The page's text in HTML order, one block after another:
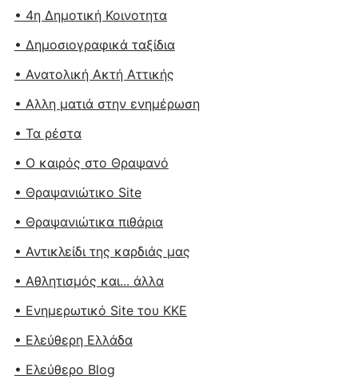
• 4η Δημοτική Κοινοτητα
• Δημοσιογραφικά ταξίδια
• Ανατολική Ακτή Αττικής
• Αλλη ματιά στην ενημέρωση
• Τα ρέστα
• Ο καιρός στο Θραψανό
• Θραψανιώτικο Site
• Θραψανιώτικα πιθάρια
• Αντικλείδι της καρδιάς μας
• Αθλητισμός και... άλλα
• Ενημερωτικό Site του ΚΚΕ
• Ελεύθερη Ελλάδα
• Ελεύθερο Blog